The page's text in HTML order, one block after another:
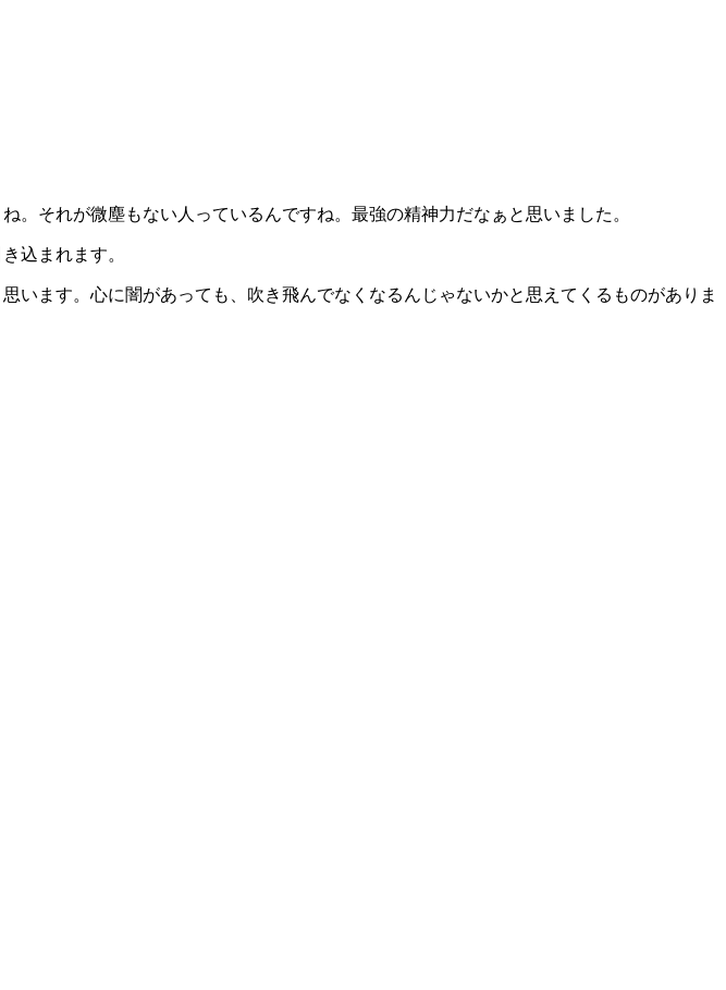
それが微塵もない人っているんですね。最強の精神力だなぁと思いました。
込まれます。
ます。心に闇があっても、吹き飛んでなくなるんじゃないかと思えてくるものがありま